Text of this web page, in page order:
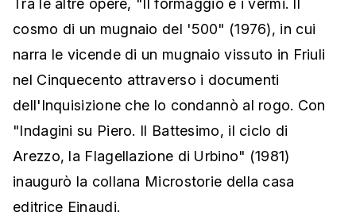
Tra le altre opere, "Il formaggio e i vermi. Il
cosmo di un mugnaio del '500" (1976), in cui
narra le vicende di un mugnaio vissuto in Friuli
nel Cinquecento attraverso i documenti
dell'Inquisizione che lo condannò al rogo. Con
"Indagini su Piero. Il Battesimo, il ciclo di
Arezzo, la Flagellazione di Urbino" (1981)
inaugurò la collana Microstorie della casa
editrice Einaudi.